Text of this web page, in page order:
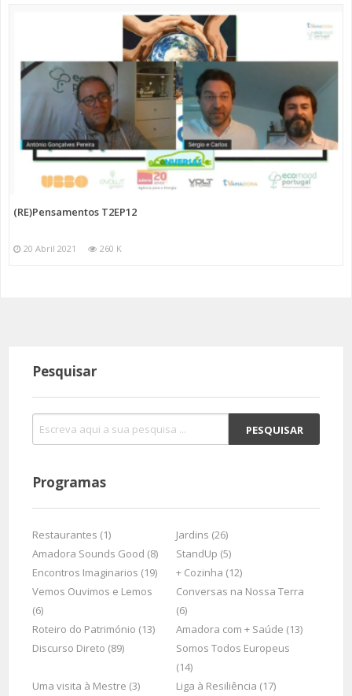
(RE)Pensamentos T2EP12
20 Abril 2021 260 K
Pesquisar
Programas
Restaurantes (1)
Jardins (26)
Amadora Sounds Good (8)
StandUp (5)
Encontros Imaginarios (19)
+ Cozinha (12)
Vemos Ouvimos e Lemos
(6)
Conversas na Nossa Terra
(6)
Roteiro do Património (13)
Amadora com + Saúde (13)
Discurso Direto (89)
Somos Todos Europeus
(14)
Uma visita à Mestre (3)
Liga à Resiliência (17)